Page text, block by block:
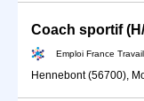
Coach sportif
Emploi France Travail
Hennebont (56700),